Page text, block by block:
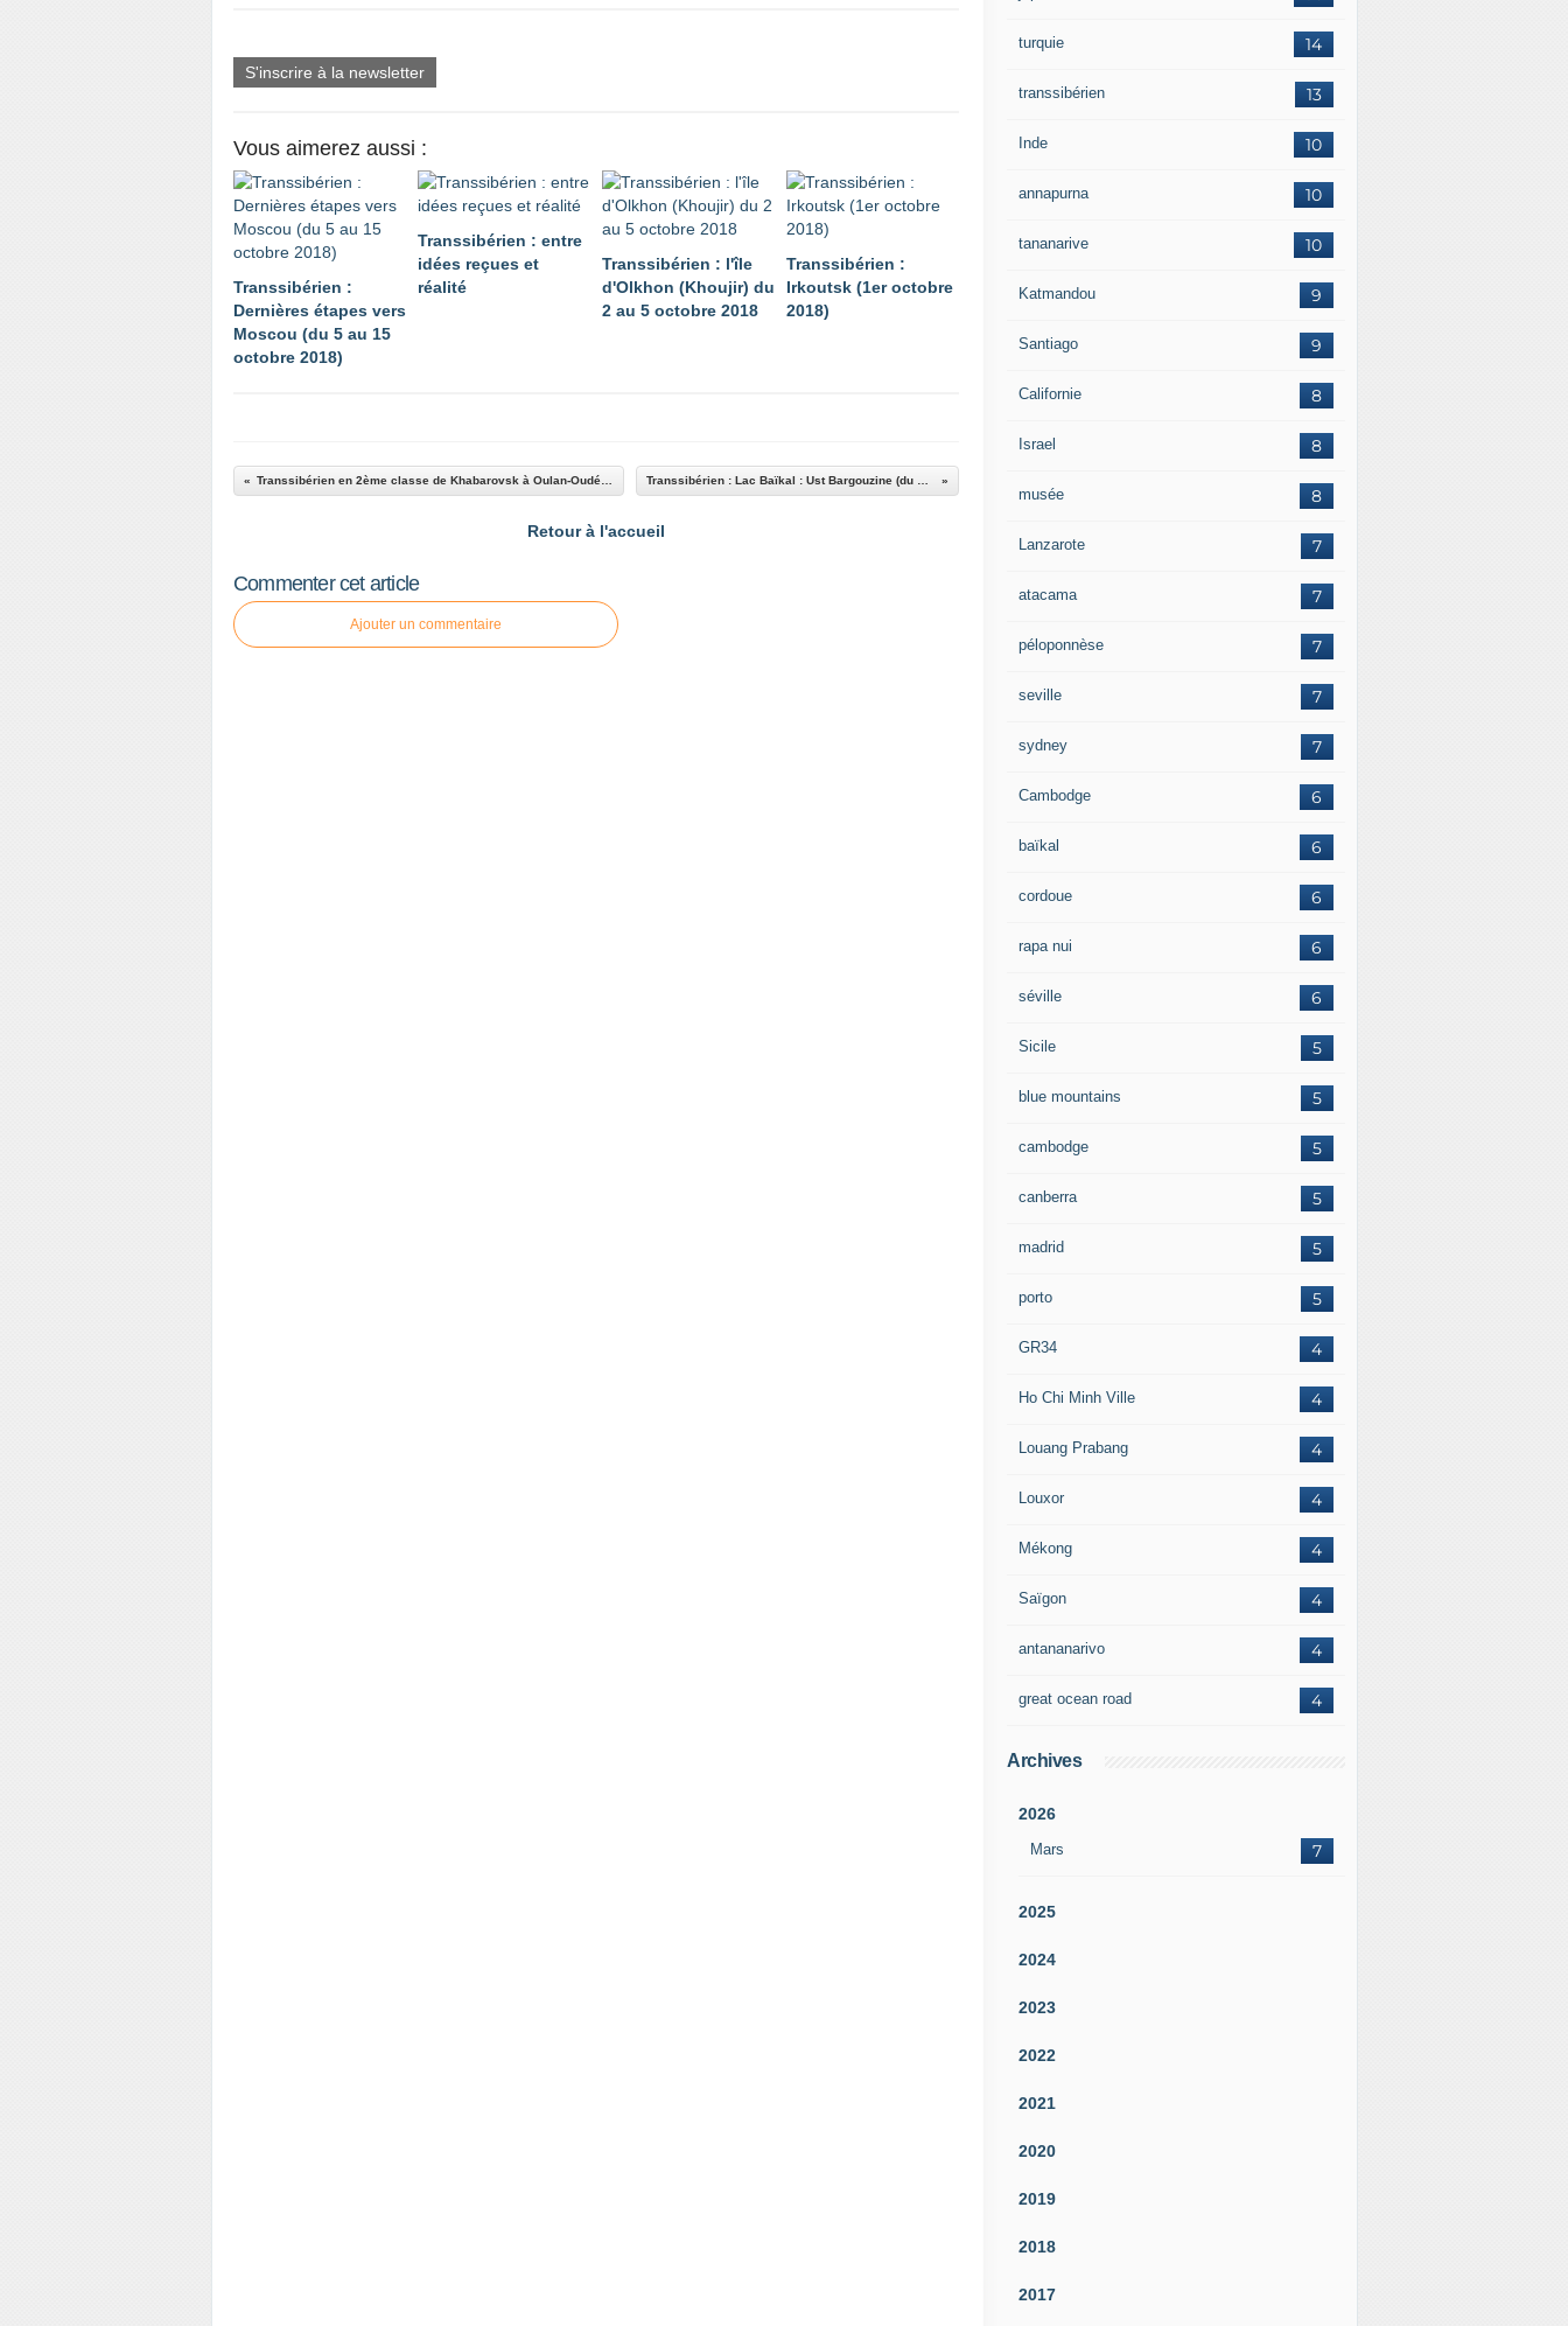
S'inscrire à la newsletter
Vous aimerez aussi :
Transsibérien :
Dernières étapes vers
Moscou (du 5 au 15
octobre 2018)
Transsibérien : entre
idées reçues et
réalité
Transsibérien : l'île
d'Olkhon (Khoujir) du
2 au 5 octobre 2018
Transsibérien :
Irkoutsk (1er octobre
2018)
Retour à l'accueil
Commenter cet article
Ajouter un commentaire
14
turquie
13
transsibérien
10
Inde
10
annapurna
10
tananarive
9
Katmandou
9
Santiago
8
Californie
8
Israel
8
musée
7
Lanzarote
7
atacama
7
péloponnèse
7
seville
7
sydney
6
Cambodge
6
baïkal
6
cordoue
6
rapa nui
6
séville
5
Sicile
5
blue mountains
5
cambodge
5
canberra
5
madrid
5
porto
4
GR34
4
Ho Chi Minh Ville
4
Louang Prabang
4
Louxor
4
Mékong
4
Saïgon
4
antananarivo
4
great ocean road
Archives
2026
Mars 7
2025
2024
2023
2022
2021
2020
2019
2018
2017